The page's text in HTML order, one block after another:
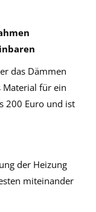
das Dämmen
Material für ein
200 Euro und ist
der Heizung
miteinander